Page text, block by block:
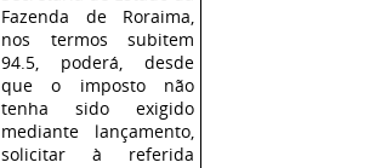
Fazenda de Roraima,
nos termos subitem
94.5, poderá, desde
que o imposto não
tenha sido exigido
mediante lançamento,
solicitar à referida